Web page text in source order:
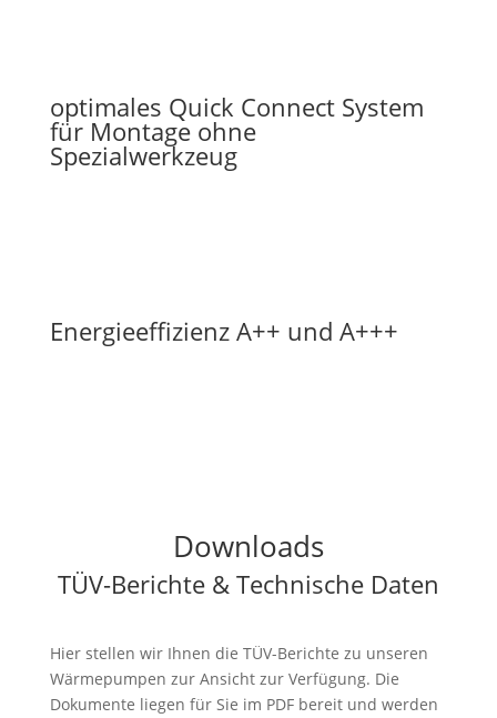
optimales Quick Connect System
für Montage ohne
Spezialwerkzeug
Energieeffizienz A++ und A+++
Downloads
TÜV-Berichte & Technische Daten
Hier stellen wir Ihnen die TÜV-Berichte zu unseren
Wärmepumpen zur Ansicht zur Verfügung. Die
Dokumente liegen für Sie im PDF bereit und werden